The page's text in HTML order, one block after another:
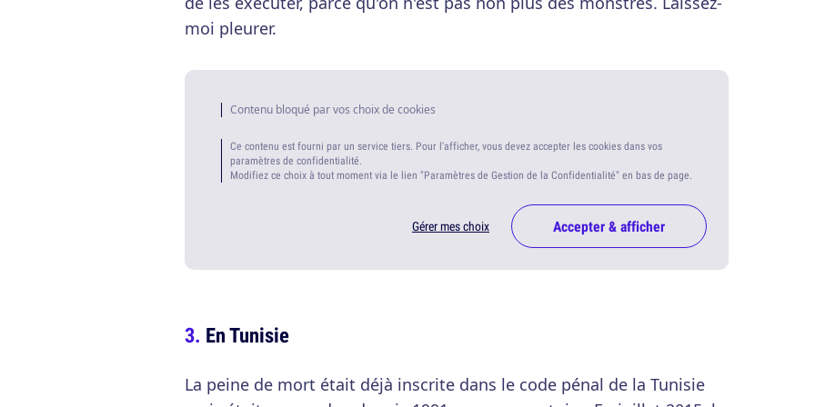
moi pleurer.
Contenu bloqué par vos choix de cookies
Ce contenu est fourni par un service tiers. Pour l'afficher, vous devez accepter les cookies dans vos
paramètres de confidentialité.
Modifiez ce choix à tout moment via le lien "Paramètres de Gestion de la Confidentialité" en bas de page.
Gérer mes choix Accepter & afficher
En Tunisie
La peine de mort était déjà inscrite dans le code pénal de la Tunisie